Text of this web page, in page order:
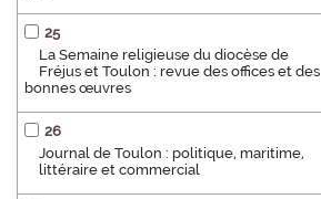
25
La Semaine religieuse du diocèse de
Fréjus et Toulon : revue des offices et des
bonnes œuvres
26
Journal de Toulon : politique, maritime,
littéraire et commercial